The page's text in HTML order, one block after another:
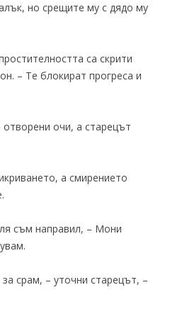
но срещите му с дядо му
са скрити
– Те блокират прогреса и
очи, а старецът
а смирението
съм направил, – Мони
срам, – уточни старецът, –